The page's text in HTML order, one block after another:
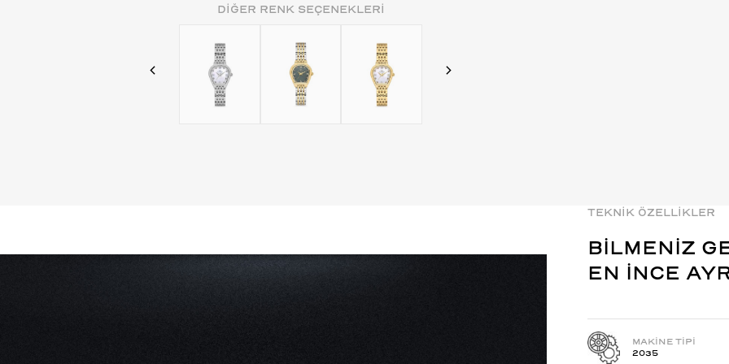
DİĞER RENK SEÇENEKLERİ
TEKNİK ÖZELLİKLER
BİLMENİZ
EN İNCE
MAKİNE TİPİ
2035